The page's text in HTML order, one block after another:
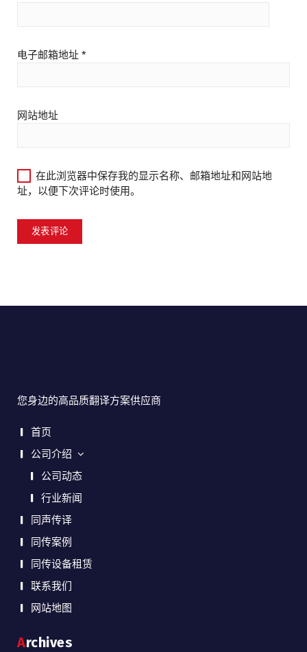
电子邮箱地址 *
网站地址
在此浏览器中保存我的显示名称、邮箱地址和网站地
址，以便下次评论时使用。
您身边的高品质翻译方案供应商
首页
公司介绍
公司动态
行业新闻
同声传译
同传案例
同传设备租赁
联系我们
网站地图
Archives